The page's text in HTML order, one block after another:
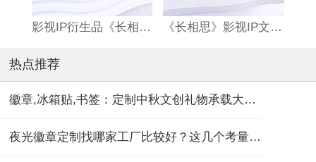
影视IP衍生品《长相思》双闪吧唧 《长相思》影视IP文创亚克力流沙麻将
热点推荐
徽章,冰箱贴,书签：定制中秋文创礼物承载大团圆！
夜光徽章定制找哪家工厂比较好？这几个考量维度要记住！